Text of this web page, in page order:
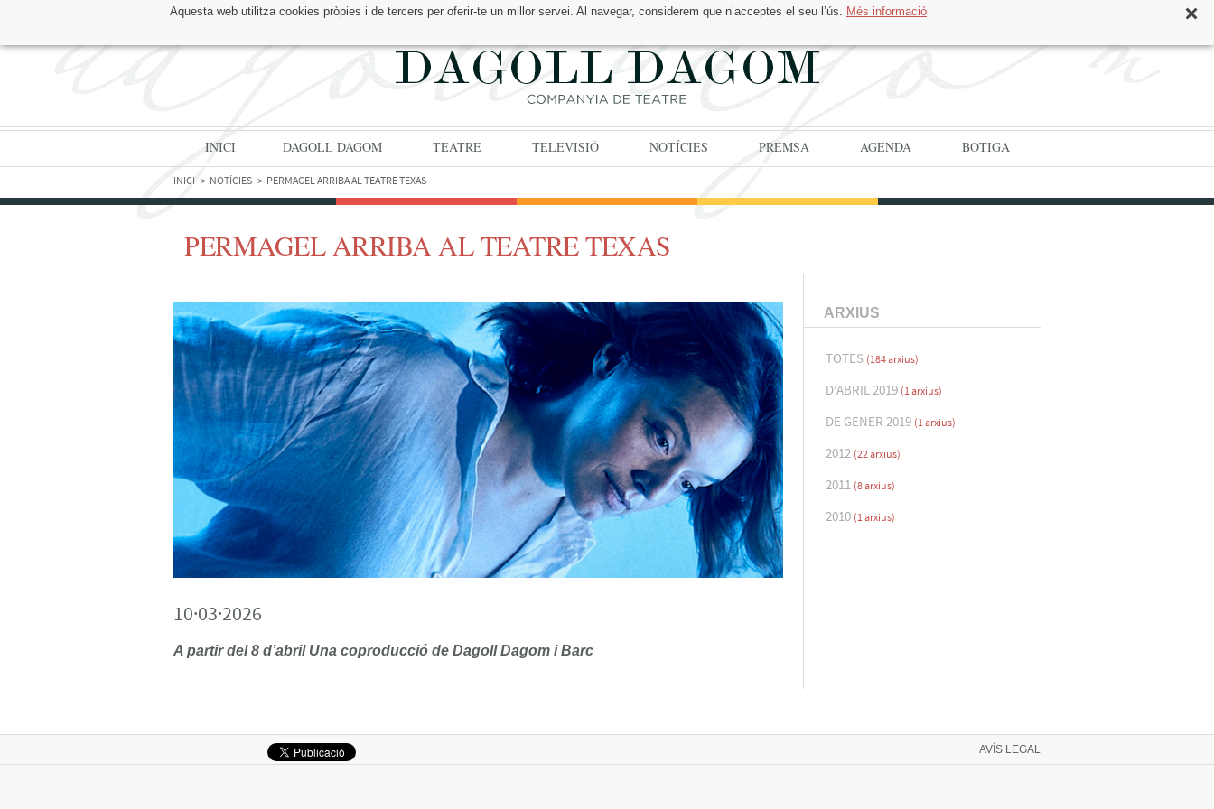
Aquesta web utilitza cookies pròpies i de tercers per oferir-te un millor servei. Al navegar, considerem que n’acceptes el seu l’ús. Més informació
TROBA'NS A:
INICI DAGOLL DAGOM TEATRE TELEVISIÓ NOTÍCIES PREMSA AGENDA BOTIGA
INICI NOTÍCIES PERMAGEL ARRIBA AL TEATRE TEXAS
PERMAGEL ARRIBA AL TEATRE TEXAS
10·03·2026
A partir del 8 d’abril Una coproducció de Dagoll Dagom i Barc
ARXIUS
TOTES (184 arxius)
D'ABRIL 2019 (1 arxius)
DE GENER 2019 (1 arxius)
2012 (22 arxius)
2011 (8 arxius)
2010 (1 arxius)
AVÍS LEGAL